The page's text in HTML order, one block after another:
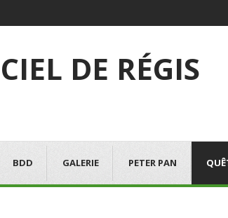
DE RÉGIS
BDD GALERIE PETER PAN